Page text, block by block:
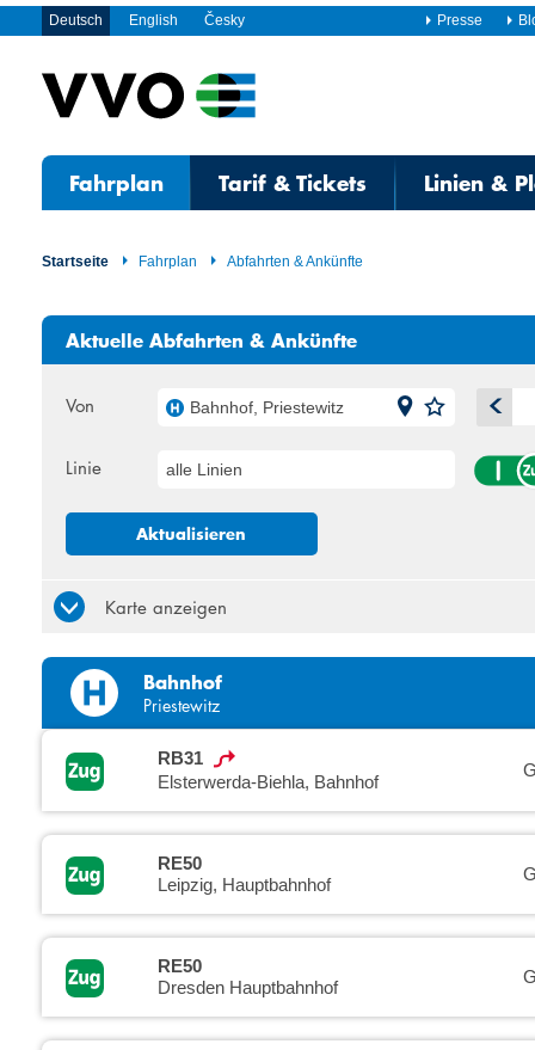
Deutsch English Česky Presse
Fahrplan Tarif & Tickets Linien &
Startseite Fahrplan Abfahrten & Ankünfte
Aktuelle Abfahrten & Ankünfte
Von Bahnhof, Priestewitz
Mo Di
24 25
Linie alle Linien
Aktualisieren
Karte anzeigen
Bahnhof
Priestewitz
RB31
Elsterwerda-Biehla, Bahnhof
RE50
Leipzig, Hauptbahnhof
RE50
Dresden Hauptbahnhof